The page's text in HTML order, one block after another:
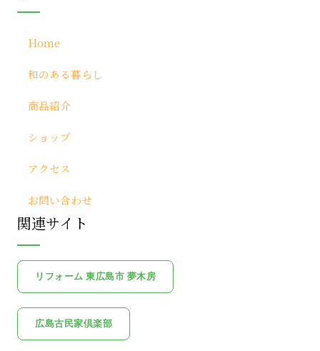
Home
和のある暮らし
商品紹介
ショップ
アクセス
お問い合わせ
関連サイト
リフォーム 東広島市 夢木房
広島古民家倶楽部